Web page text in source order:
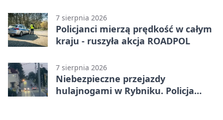
7 sierpnia 2026
Policjanci mierzą prędkość w całym
kraju - ruszyła akcja ROADPOL
7 sierpnia 2026
Niebezpieczne przejazdy
hulajnogami w Rybniku. Policja